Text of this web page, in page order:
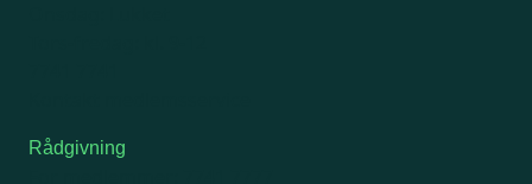
Rådgivning